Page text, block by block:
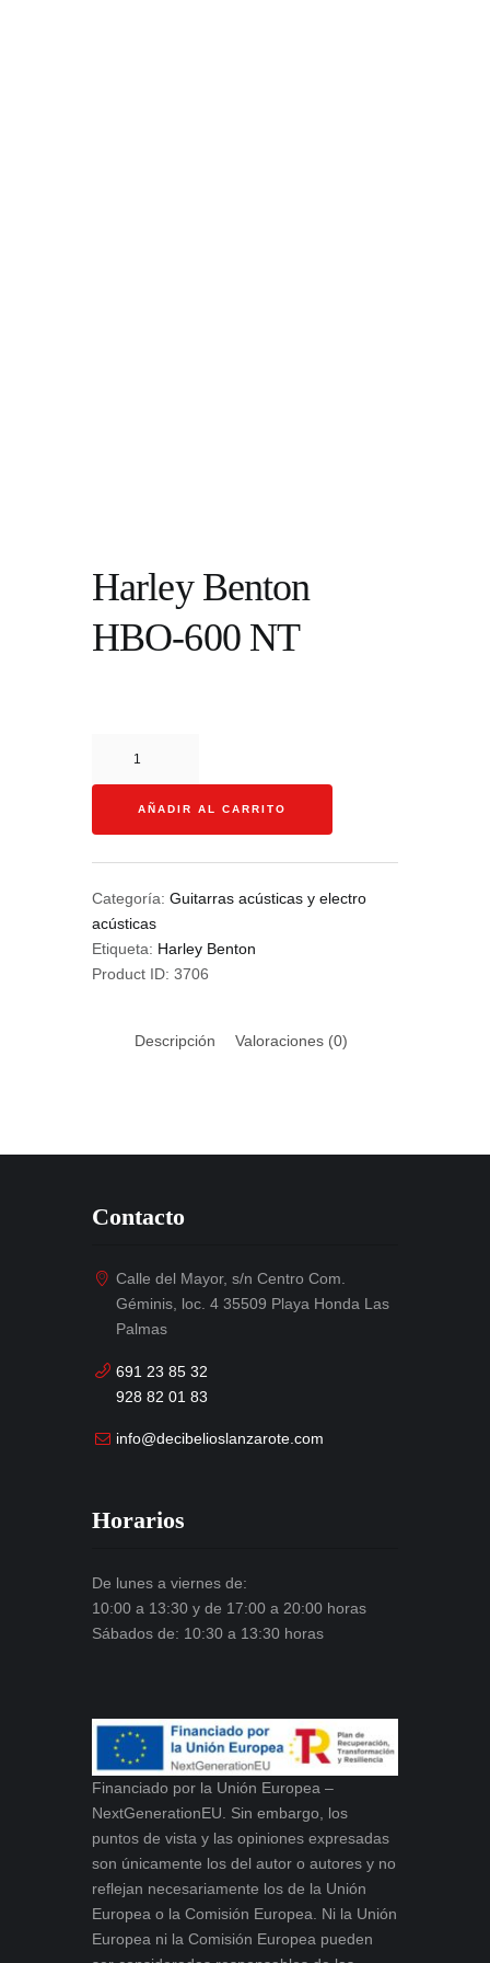
Harley Benton
HBO-600 NT
AÑADIR AL CARRITO
Categoría: Guitarras acústicas y electro
acústicas
Etiqueta: Harley Benton
Product ID: 3706
Descripción Valoraciones (0)
Contacto
Calle del Mayor, s/n Centro Com.
Géminis, loc. 4 35509 Playa Honda Las
Palmas
691 23 85 32
928 82 01 83
info@decibelioslanzarote.com
Horarios
De lunes a viernes de:
10:00 a 13:30 y de 17:00 a 20:00 horas
Sábados de: 10:30 a 13:30 horas
Financiado por la Unión Europea –
NextGenerationEU. Sin embargo, los
puntos de vista y las opiniones expresadas
son únicamente los del autor o autores y no
reflejan necesariamente los de la Unión
Europea o la Comisión Europea. Ni la Unión
Europea ni la Comisión Europea pueden